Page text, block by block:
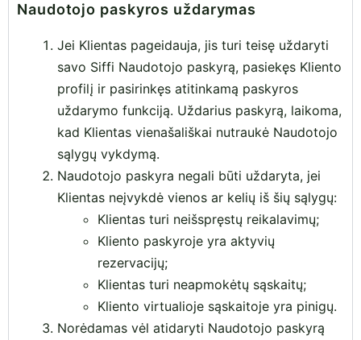
Naudotojo paskyros uždarymas
Jei Klientas pageidauja, jis turi teisę uždaryti
savo Siffi Naudotojo paskyrą, pasiekęs Kliento
profilį ir pasirinkęs atitinkamą paskyros
uždarymo funkciją. Uždarius paskyrą, laikoma,
kad Klientas vienašališkai nutraukė Naudotojo
sąlygų vykdymą.
Naudotojo paskyra negali būti uždaryta, jei
Klientas neįvykdė vienos ar kelių iš šių sąlygų:
Klientas turi neišspręstų reikalavimų;
Kliento paskyroje yra aktyvių
rezervacijų;
Klientas turi neapmokėtų sąskaitų;
Kliento virtualioje sąskaitoje yra pinigų.
Norėdamas vėl atidaryti Naudotojo paskyrą